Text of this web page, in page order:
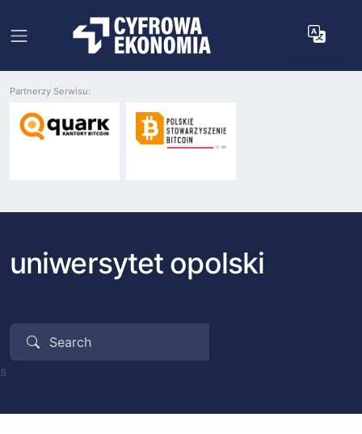
Partnerzy Serwisu:
uniwersytet opolski
s